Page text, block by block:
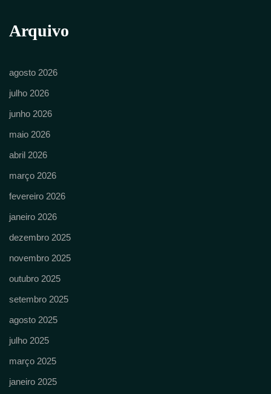
Arquivo
agosto 2026
julho 2026
junho 2026
maio 2026
abril 2026
março 2026
fevereiro 2026
janeiro 2026
dezembro 2025
novembro 2025
outubro 2025
setembro 2025
agosto 2025
julho 2025
março 2025
janeiro 2025